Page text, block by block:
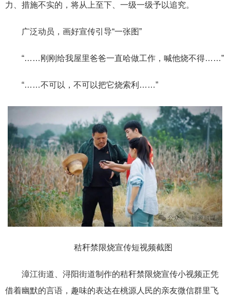
力、措施不实的，将从上至下、一级一级予以追究。
广泛动员，画好宣传引导“一张图”
“……刚刚给我屋里爸爸一直哈做工作，喊他烧不得……”
“……不可以，不可以把它烧索利……”
秸秆禁限烧宣传短视频截图
漳江街道、浔阳街道制作的秸秆禁限烧宣传小视频正凭
借着幽默的言语，趣味的表达在桃源人民的亲友微信群里飞